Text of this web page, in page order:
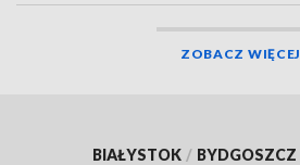
ZOBACZ WIĘCEJ
BIAŁYSTOK / BYDGOSZCZ